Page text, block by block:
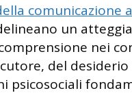
comunicazione
un
nei
del
psicosociali